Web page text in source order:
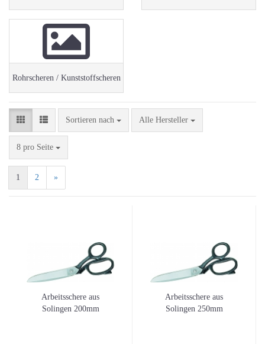
Rohrscheren / Kunststoffscheren
Sortieren nach
Sortieren nach Alle Hersteller
8 pro Seite
pro Seite
1 2 »
Arbeitsschere aus
Solingen 200mm
Arbeitsschere aus
Solingen 250mm